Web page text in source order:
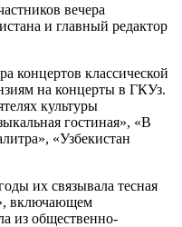
вечера
и главный редактор
концертов классической
на концерты в ГКУз.
культуры
гостиная», «В
«Узбекистан
их связывала тесная
включающем
из общественно-